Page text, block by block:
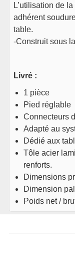
L’utilisation de
adhérent
table.
-Construit sous
Livré :
1 pièce
Pied réglable
Connecteurs
Adapté au
Dédié aux
Tôle acier
renforts.
Dimensions
Dimension
Poids net /